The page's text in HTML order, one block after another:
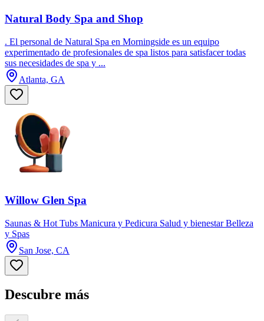
Natural Body Spa and Shop
. El personal de Natural Spa en Morningside es un equipo
experimentado de profesionales de spa listos para satisfacer todas
sus necesidades de spa y ...
Atlanta, GA
Willow Glen Spa
Saunas & Hot Tubs Manicura y Pedicura Salud y bienestar Belleza
y Spas
San Jose, CA
Descubre más